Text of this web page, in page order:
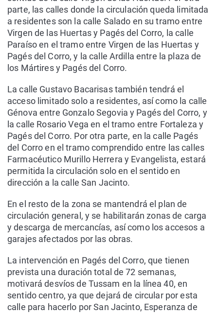
parte, las calles donde la circulación queda limitada
a residentes son la calle Salado en su tramo entre
Virgen de las Huertas y Pagés del Corro, la calle
Paraíso en el tramo entre Virgen de las Huertas y
Pagés del Corro, y la calle Ardilla entre la plaza de
los Mártires y Pagés del Corro.
La calle Gustavo Bacarisas también tendrá el
acceso limitado solo a residentes, así como la calle
Génova entre Gonzalo Segovia y Pagés del Corro, y
la calle Rosario Vega en el tramo entre Fortaleza y
Pagés del Corro. Por otra parte, en la calle Pagés
del Corro en el tramo comprendido entre las calles
Farmacéutico Murillo Herrera y Evangelista, estará
permitida la circulación solo en el sentido en
dirección a la calle San Jacinto.
En el resto de la zona se mantendrá el plan de
circulación general, y se habilitarán zonas de carga
y descarga de mercancías, así como los accesos a
garajes afectados por las obras.
La intervención en Pagés del Corro, que tienen
prevista una duración total de 72 semanas,
motivará desvíos de Tussam en la línea 40, en
sentido centro, ya que dejará de circular por esta
calle para hacerlo por San Jacinto, Esperanza de